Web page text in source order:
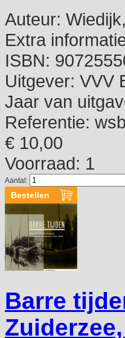
Auteur:
Extra
ISBN:
Uitgever: VVV
Jaar van
Referentie:
€ 10,00
Voorraad: 1
Aantal:
Barre